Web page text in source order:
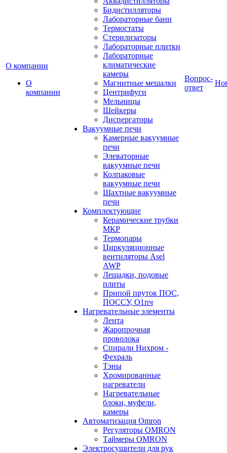
О компании
О
компании
Бидистилляторы
Лабораторные бани
Термостаты
Стерилизаторы
Лабораторные плитки
Лабораторные
климатические
камеры
Магнитные мешалки
Центрифуги
Мельницы
Шейкеры
Диспергаторы
Вакуумные печи
Камерные вакуумные
печи
Элеваторные
вакуумные печи
Колпаковые
вакуумные печи
Шахтные вакуумные
печи
Комплектующие
Керамические трубки
МКР
Термопары
Циркуляционные
вентиляторы Asel
AWP
Лещадки, подовые
плиты
Припой пруток ПОС,
ПОССУ, О1пч
Нагревательные элементы
Лента
Жаропрочная
проволока
Спирали Нихром -
Фехраль
Тэны
Хромированные
нагреватели
Нагревательные
блоки, муфели,
камеры
Автоматизация Omron
Регуляторы OMRON
Таймеры OMRON
Электросушители для рук
Вопрос-
ответ